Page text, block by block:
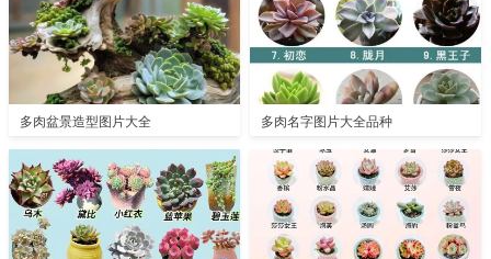
多肉盆景造型图片大全 多肉名字图片大全品种